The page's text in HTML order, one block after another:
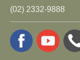
(02) 2332-9888